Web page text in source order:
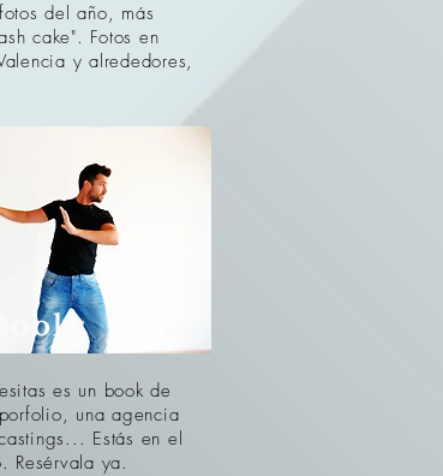
del año, más
cake". Fotos en
y alrededores,
Books
es un book de
una agencia
Estás en el
Resérvala ya.